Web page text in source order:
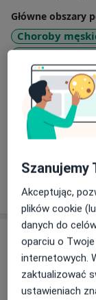
Główne obszary
Choroby
Choroby
Choroby
Wady układu
Rodzaje
Usługi i ceny
Konsultacja
Szczegóły
Szanujemy
Akceptując,
plików cookie
danych do
oparciu o
internetowych.
zaktualizować
ustawieniach